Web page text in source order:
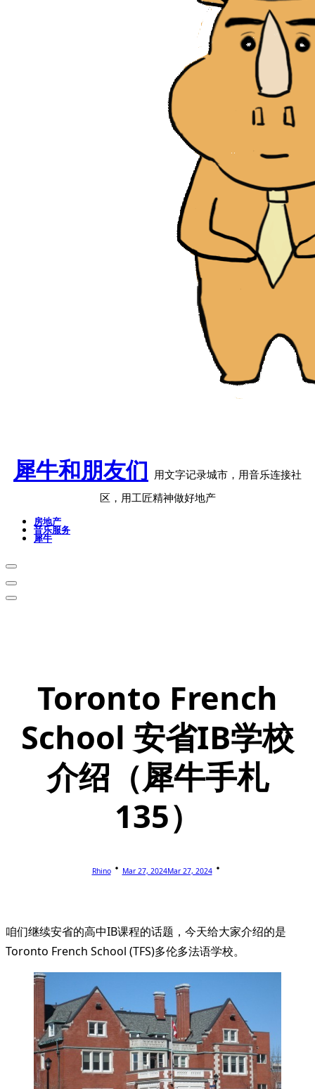
犀牛和朋友们 用文字记录城市，用音乐连接社
区，用工匠精神做好地产
房地产
音乐服务
犀牛
Toronto French
School 安省IB学校
介绍（犀牛手札
135）
Rhino Mar 27, 2024Mar 27, 2024
咱们继续安省的高中IB课程的话题，今天给大家介绍的是
Toronto French School (TFS)多伦多法语学校。